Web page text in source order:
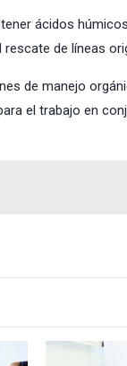
ácidos
de líneas
de manejo
el trabajo en